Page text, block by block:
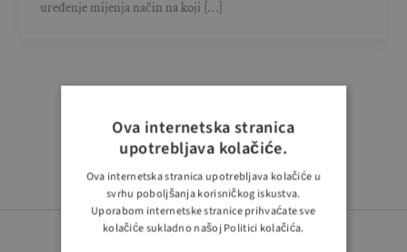
uređenje mijenja način na koji […]
Ova internetska stranica
upotrebljava kolačiće.
Ova internetska stranica upotrebljava kolačiće u
svrhu poboljšanja korisničkog iskustva.
Uporabom internetske stranice prihvaćate sve
kolačiće sukladno našoj Politici kolačića.